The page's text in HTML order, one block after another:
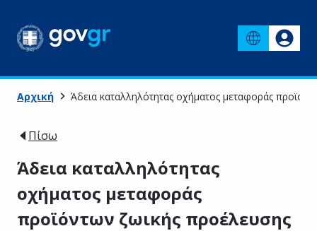
Αρχική Άδεια καταλληλότητας οχήματος μεταφοράς
Πίσω
Άδεια καταλληλότητας
οχήματος μεταφοράς
προϊόντων ζωικής προέλευσης